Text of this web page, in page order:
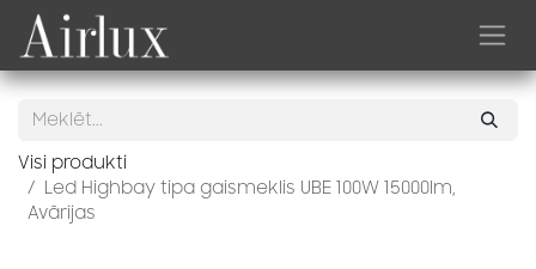
Skip to Content
Visi produkti
Led Highbay tipa gaismeklis UBE 100W 15000lm,
Avārijas